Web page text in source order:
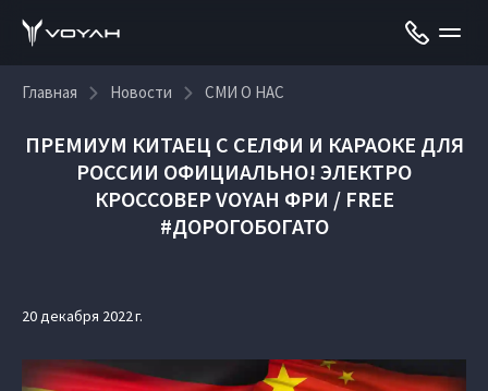
Главная Новости СМИ О НАС
ПРЕМИУМ КИТАЕЦ С СЕЛФИ И КАРАОКЕ ДЛЯ
РОССИИ ОФИЦИАЛЬНО! ЭЛЕКТРО
КРОССОВЕР VOYAH ФРИ / FREE
#ДОРОГОБОГАТО
20 декабря 2022 г.